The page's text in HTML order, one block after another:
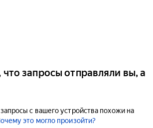
запросы отправляли вы, а
с вашего устройства похожи на
это могло произойти?